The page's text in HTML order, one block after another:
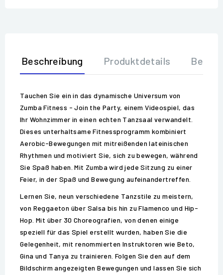
Beschreibung Produktdetails
Tauchen Sie ein in das dynamische Universum von
Zumba Fitness - Join the Party, einem Videospiel, das
Ihr Wohnzimmer in einen echten Tanzsaal verwandelt.
Dieses unterhaltsame Fitnessprogramm kombiniert
Aerobic-Bewegungen mit mitreißenden lateinischen
Rhythmen und motiviert Sie, sich zu bewegen, während
Sie Spaß haben. Mit Zumba wird jede Sitzung zu einer
Feier, in der Spaß und Bewegung aufeinandertreffen.
Lernen Sie, neun verschiedene Tanzstile zu meistern,
von Reggaeton über Salsa bis hin zu Flamenco und Hip-
Hop. Mit über 30 Choreografien, von denen einige
speziell für das Spiel erstellt wurden, haben Sie die
Gelegenheit, mit renommierten Instruktoren wie Beto,
Gina und Tanya zu trainieren. Folgen Sie den auf dem
Bildschirm angezeigten Bewegungen und lassen Sie sich